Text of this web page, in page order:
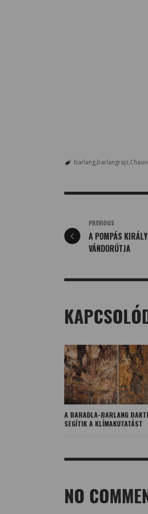
barlang barlangrajz
PREVIOUS
A POMPÁS
VÁNDORÚTJA
A BARADLA-BARLANG
SEGÍTIK A KLÍMAKUTATÁST
NO